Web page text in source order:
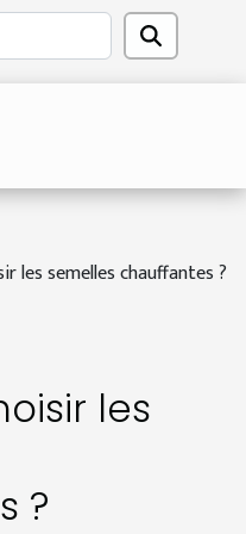
les semelles chauffantes ?
les
?